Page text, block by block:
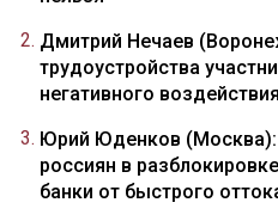
Дмитрий Нечаев
трудоустройства
негативного
Юрий Юденков (Москва):
россиян в
банки от быстрого